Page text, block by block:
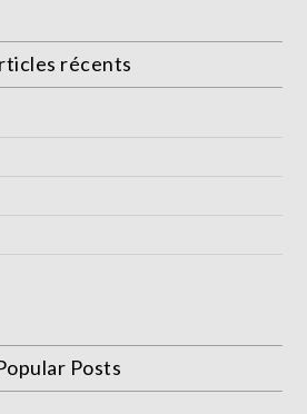
récents
Posts